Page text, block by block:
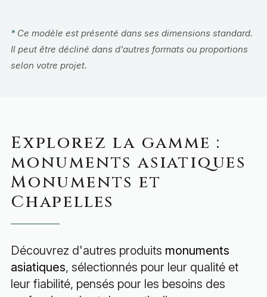
*Ce modèle est présenté dans ses dimensions standard.
Il peut être décliné dans d'autres formats ou proportions
selon votre projet.
Explorez la gamme :
monuments asiatiques
Monuments et
Chapelles
Découvrez d'autres produits monuments
asiatiques, sélectionnés pour leur qualité et
leur fiabilité, pensés pour les besoins des